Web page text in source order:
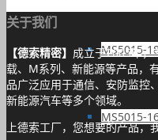
MS5015-
MS5015-
关于我们
【德索精密】 成立于2005年，
载、M系列、新能源等产品，
品广泛应用于通信、安防监控
新能源汽车等多个领域。
上德索工厂，您想要的产品，